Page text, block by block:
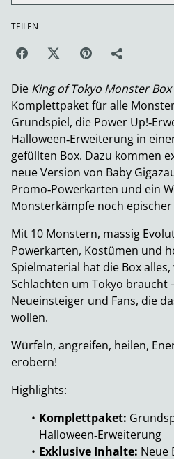
TEILEN
Die King of Tokyo Monster Box
Komplettpaket für alle
Grundspiel, die Power
Halloween‑Erweiterung in
gefüllten Box. Dazu kommen
neue Version von Baby
Promo‑Powerkarten und ein
Monsterkämpfe noch
Mit 10 Monstern, massig
Powerkarten, Kostümen und
Spielmaterial hat die Box
Schlachten um Tokyo braucht
Neueinsteiger und Fans, die
wollen.
Würfeln, angreifen, heilen,
erobern!
Highlights:
Komplettpaket:
Halloween‑Erweiterung
Exklusive Inhalte: Neue